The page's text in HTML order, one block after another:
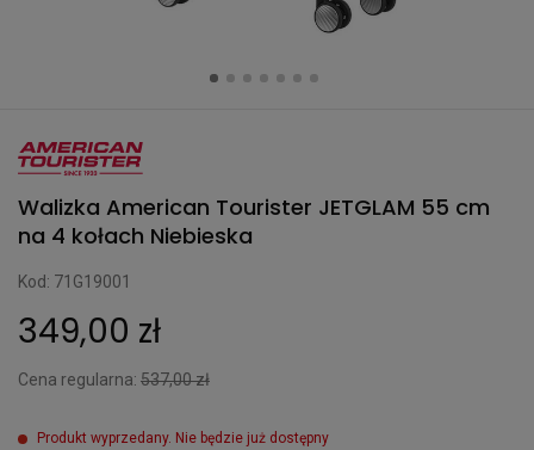
Walizka American Tourister JETGLAM 55 cm
na 4 kołach Niebieska
Kod: 71G19001
349,00 zł
Cena regularna: 537,00 zł
Produkt wyprzedany. Nie będzie już dostępny